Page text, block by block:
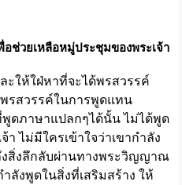
ช่วยเหลือหมู่ประชุมของพระเจ้า
ให้ใฝ่หาที่จะได้พรสวรรค์
รสวรรค์ในการพูดแทน
ดภาษาแปลกๆได้นั้น ไม่ได้พูด
ไม่มีใครเข้าใจว่าเขากำลัง
งสิ่งลึกลับผ่านทางพระวิญญาณ
งพูดในสิ่งที่เสริมสร้าง ให้